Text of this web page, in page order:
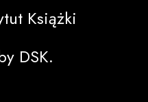
Książki
DSK.